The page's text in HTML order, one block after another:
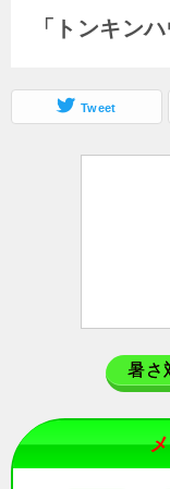
「トンキン
Tweet
暑さ